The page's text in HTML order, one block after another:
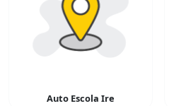
Auto Escola Ire